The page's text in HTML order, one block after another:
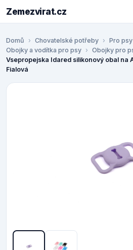
Zemezvirat.cz
Domů Chovatelské potřeby
Pro psy
Obojky a vodítka pro psy
Obojky pro
Vsepropejska Idared silikonový obal na
Fialová